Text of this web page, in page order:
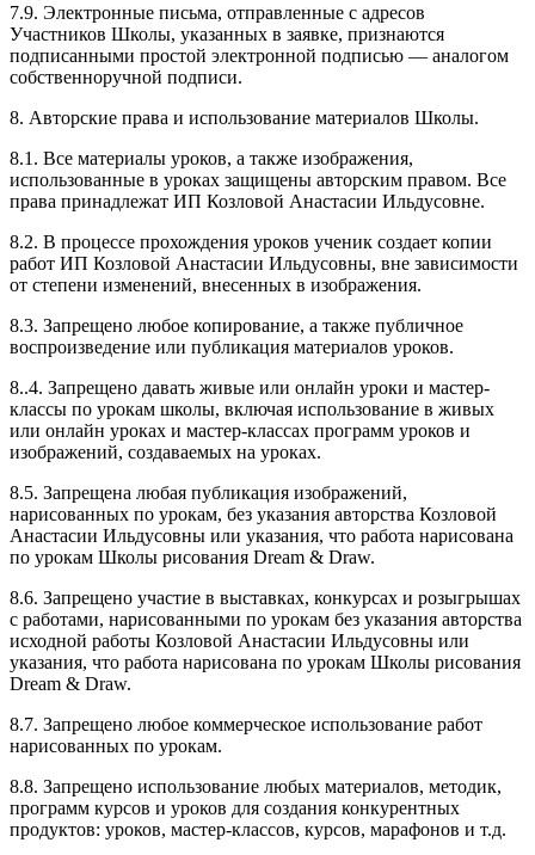
7.9. Электронные письма, отправленные с адресов
Участников Школы, указанных в заявке, признаются
подписанными простой электронной подписью — аналогом
собственноручной подписи.
8. Авторские права и использование материалов Школы.
8.1. Все материалы уроков, а также изображения,
использованные в уроках защищены авторским правом. Все
права принадлежат ИП Козловой Анастасии Ильдусовне.
8.2. В процессе прохождения уроков ученик создает копии
работ ИП Козловой Анастасии Ильдусовны, вне зависимости
от степени изменений, внесенных в изображения.
8.3. Запрещено любое копирование, а также публичное
воспроизведение или публикация материалов уроков.
8..4. Запрещено давать живые или онлайн уроки и мастер-
классы по урокам школы, включая использование в живых
или онлайн уроках и мастер-классах программ уроков и
изображений, создаваемых на уроках.
8.5. Запрещена любая публикация изображений,
нарисованных по урокам, без указания авторства Козловой
Анастасии Ильдусовны или указания, что работа нарисована
по урокам Школы рисования Dream & Draw.
8.6. Запрещено участие в выставках, конкурсах и розыгрышах
с работами, нарисованными по урокам без указания авторства
исходной работы Козловой Анастасии Ильдусовны или
указания, что работа нарисована по урокам Школы рисования
Dream & Draw.
8.7. Запрещено любое коммерческое использование работ
нарисованных по урокам.
8.8. Запрещено использование любых материалов, методик,
программ курсов и уроков для создания конкурентных
продуктов: уроков, мастер-классов, курсов, марафонов и т.д.